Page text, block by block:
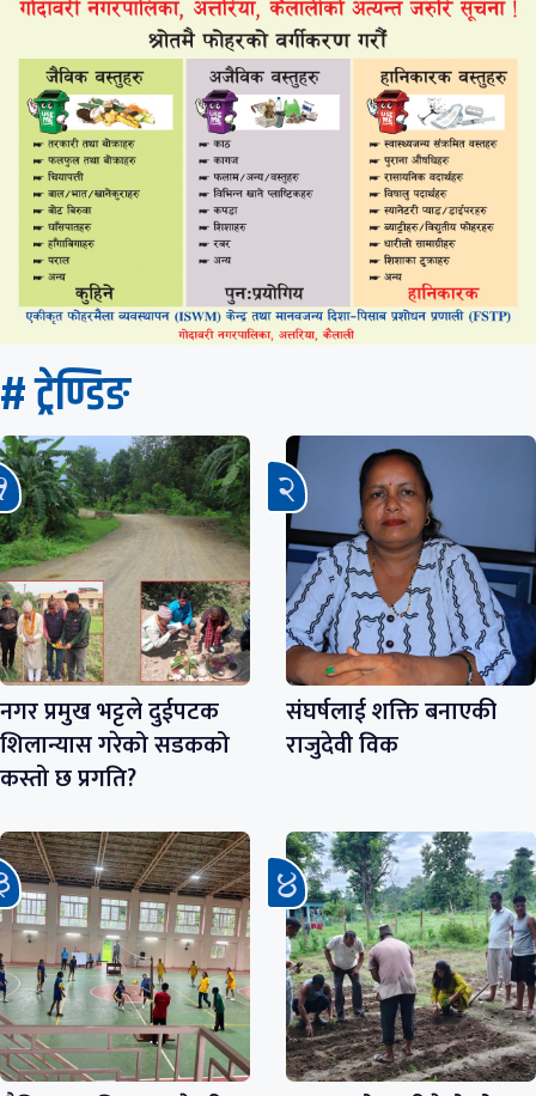
# ट्रेण्डिङ
नगर प्रमुख भट्टले दुईपटक
शिलान्यास गरेको सडकको
कस्तो छ प्रगति?
संघर्षलाई शक्ति बनाएकी
राजुदेवी विक